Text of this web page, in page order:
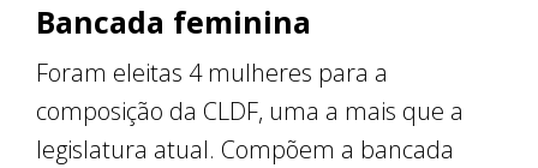
Bancada feminina
Foram eleitas 4 mulheres para a
composição da CLDF, uma a mais que a
legislatura atual. Compõem a bancada